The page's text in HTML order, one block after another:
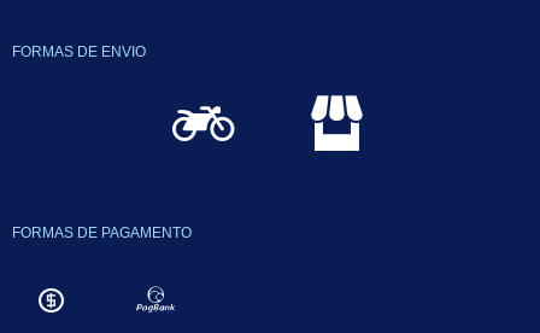
FORMAS DE ENVIO
FORMAS DE PAGAMENTO